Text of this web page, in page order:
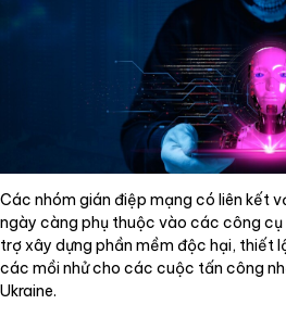
Các nhóm gián điệp mạng có liên kết
ngày càng phụ thuộc vào các công
trợ xây dựng phần mềm độc hại, thiết
các mồi nhử cho các cuộc tấn công
Ukraine.